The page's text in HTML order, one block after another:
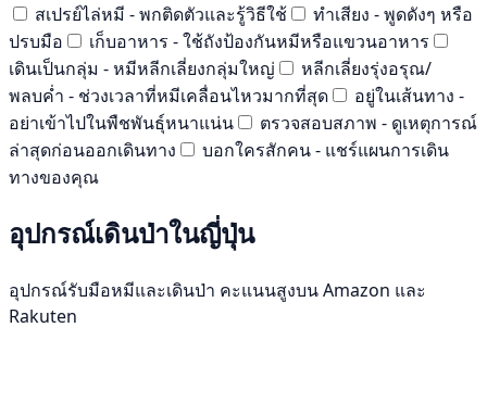
สเปรย์ไล่หมี - พกติดตัวและรู้วิธีใช้
ทำเสียง - พูดดังๆ หรือ
ปรบมือ
เก็บอาหาร - ใช้ถังป้องกันหมีหรือแขวนอาหาร
เดินเป็นกลุ่ม - หมีหลีกเลี่ยงกลุ่มใหญ่
หลีกเลี่ยงรุ่งอรุณ/
พลบค่ำ - ช่วงเวลาที่หมีเคลื่อนไหวมากที่สุด
อยู่ในเส้นทาง -
อย่าเข้าไปในพืชพันธุ์หนาแน่น
ตรวจสอบสภาพ - ดูเหตุการณ์
ล่าสุดก่อนออกเดินทาง
บอกใครสักคน - แชร์แผนการเดิน
ทางของคุณ
อุปกรณ์เดินป่าในญี่ปุ่น
อุปกรณ์รับมือหมีและเดินป่า คะแนนสูงบน Amazon และ
Rakuten